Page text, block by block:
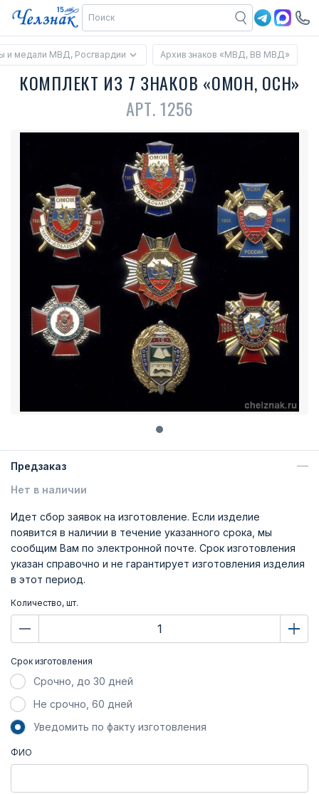
и медали МВД, Росгвардии Архив знаков «МВД, ВВ МВД»
КОМПЛЕКТ ИЗ 7 ЗНАКОВ «ОМОН, ОСН»
АРТ. 1256
Предзаказ
Нет в наличии
Идет сбор заявок на изготовление. Если изделие
появится в наличии в течение указанного срока, мы
сообщим Вам по электронной почте. Срок изготовления
указан справочно и не гарантирует изготовления изделия
в этот период.
Количество, шт.
Срок изготовления
Срочно, до 30 дней
Не срочно, 60 дней
Уведомить по факту изготовления
ФИО